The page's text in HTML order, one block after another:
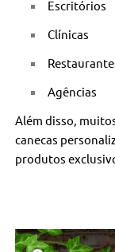
Escritórios
Clínicas
Agências
Além disso,
canecas
produtos